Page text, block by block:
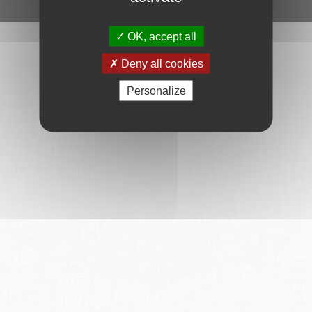
OK, accept all
Deny all cookies
Personalize
Ce service est proposé par